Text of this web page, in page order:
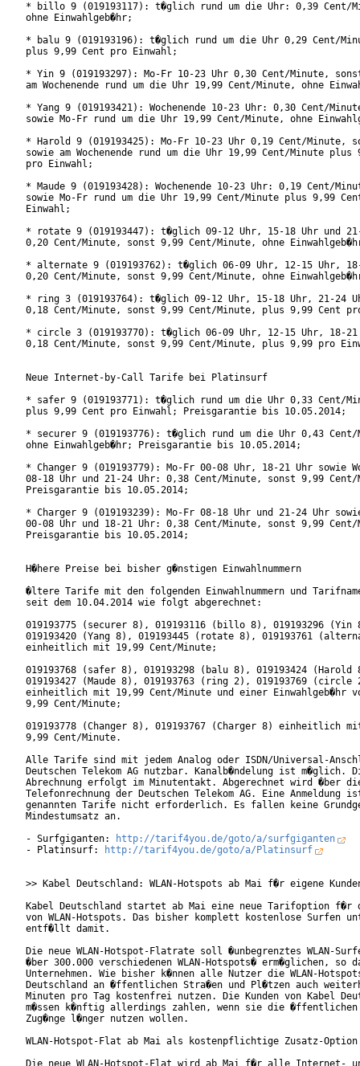
* billo 9 (019193117): t�glich rund um die Uhr: 0,39 Cent/
ohne Einwahlgeb�hr;
* balu 9 (019193196): t�glich rund um die Uhr 0,29 Cent/
plus 9,99 Cent pro Einwahl;
* Yin 9 (019193297): Mo-Fr 10-23 Uhr 0,30 Cent/Minute,
am Wochenende rund um die Uhr 19,99 Cent/Minute, ohne
* Yang 9 (019193421): Wochenende 10-23 Uhr: 0,30 Cent/
sowie Mo-Fr rund um die Uhr 19,99 Cent/Minute, ohne
* Harold 9 (019193425): Mo-Fr 10-23 Uhr 0,19 Cent/Minute,
sowie am Wochenende rund um die Uhr 19,99 Cent/Minute plus
pro Einwahl;
* Maude 9 (019193428): Wochenende 10-23 Uhr: 0,19 Cent/
sowie Mo-Fr rund um die Uhr 19,99 Cent/Minute plus 9,99
Einwahl;
* rotate 9 (019193447): t�glich 09-12 Uhr, 15-18 Uhr und
0,20 Cent/Minute, sonst 9,99 Cent/Minute, ohne
* alternate 9 (019193762): t�glich 06-09 Uhr, 12-15 Uhr,
0,20 Cent/Minute, sonst 9,99 Cent/Minute, ohne
* ring 3 (019193764): t�glich 09-12 Uhr, 15-18 Uhr, 21-24
0,18 Cent/Minute, sonst 9,99 Cent/Minute, plus 9,99 Cent
* circle 3 (019193770): t�glich 06-09 Uhr, 12-15 Uhr, 18-
0,18 Cent/Minute, sonst 9,99 Cent/Minute, plus 9,99 pro
Neue Internet-by-Call Tarife bei Platinsurf
* safer 9 (019193771): t�glich rund um die Uhr 0,33 Cent/
plus 9,99 Cent pro Einwahl; Preisgarantie bis 10.05.2014;
* securer 9 (019193776): t�glich rund um die Uhr 0,43 Cent/
ohne Einwahlgeb�hr; Preisgarantie bis 10.05.2014;
* Changer 9 (019193779): Mo-Fr 00-08 Uhr, 18-21 Uhr sowie
08-18 Uhr und 21-24 Uhr: 0,38 Cent/Minute, sonst 9,99 Cent/
Preisgarantie bis 10.05.2014;
* Charger 9 (019193239): Mo-Fr 08-18 Uhr und 21-24 Uhr sowie
00-08 Uhr und 18-21 Uhr: 0,38 Cent/Minute, sonst 9,99 Cent/
Preisgarantie bis 10.05.2014;
H�here Preise bei bisher g�nstigen Einwahlnummern
�ltere Tarife mit den folgenden Einwahlnummern und
seit dem 10.04.2014 wie folgt abgerechnet:
019193775 (securer 8), 019193116 (billo 8), 019193296 (Yin
019193420 (Yang 8), 019193445 (rotate 8), 019193761
einheitlich mit 19,99 Cent/Minute;
019193768 (safer 8), 019193298 (balu 8), 019193424 (Harold
019193427 (Maude 8), 019193763 (ring 2), 019193769 (circle
einheitlich mit 19,99 Cent/Minute und einer Einwahlgeb�hr
9,99 Cent/Minute;
019193778 (Changer 8), 019193767 (Charger 8) einheitlich
9,99 Cent/Minute.
Alle Tarife sind mit jedem Analog oder ISDN/Universal-
Deutschen Telekom AG nutzbar. Kanalb�ndelung ist m�glich.
Abrechnung erfolgt im Minutentakt. Abgerechnet wird �ber
Telefonrechnung der Deutschen Telekom AG. Eine Anmeldung
genannten Tarife nicht erforderlich. Es fallen keine
Mindestumsatz an.
- Surfgiganten:
http://tarif4you.de/goto/a/surfgiganten
- Platinsurf:
http://tarif4you.de/goto/a/Platinsurf
>> Kabel Deutschland: WLAN-Hotspots ab Mai f�r eigene
Kabel Deutschland startet ab Mai eine neue Tarifoption f�r
von WLAN-Hotspots. Das bisher komplett kostenlose Surfen
entf�llt damit.
Die neue WLAN-Hotspot-Flatrate soll �unbegrenztes WLAN-
�ber 300.000 verschiedenen WLAN-Hotspots� erm�glichen, so
Unternehmen. Wie bisher k�nnen alle Nutzer die WLAN-
Deutschland an �ffentlichen Stra�en und Pl�tzen auch
Minuten pro Tag kostenfrei nutzen. Die Kunden von Kabel
m�ssen k�nftig allerdings zahlen, wenn sie die �ffentlichen
Zug�nge l�nger nutzen wollen.
WLAN-Hotspot-Flat ab Mai als kostenpflichtige Zusatz-Option
Die neue WLAN-Hotspot-Flat wird ab Mai f�r alle Internet-